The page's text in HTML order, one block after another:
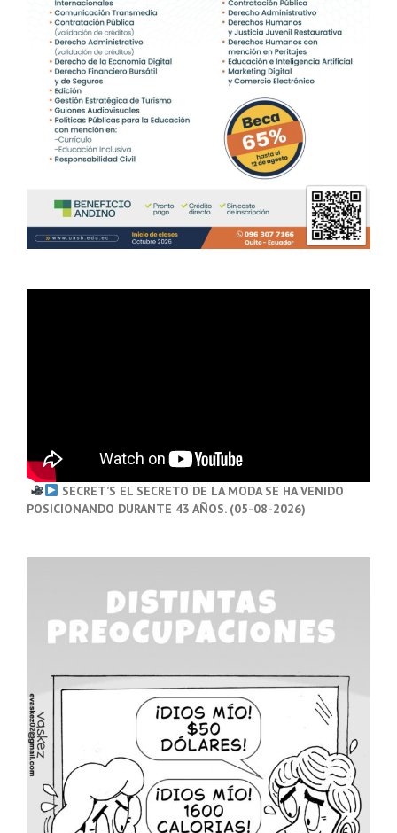
SECRET’S EL SECRETO DE LA MODA SE HA VENIDO
POSICIONANDO DURANTE 43 AÑOS. (05-08-2026)